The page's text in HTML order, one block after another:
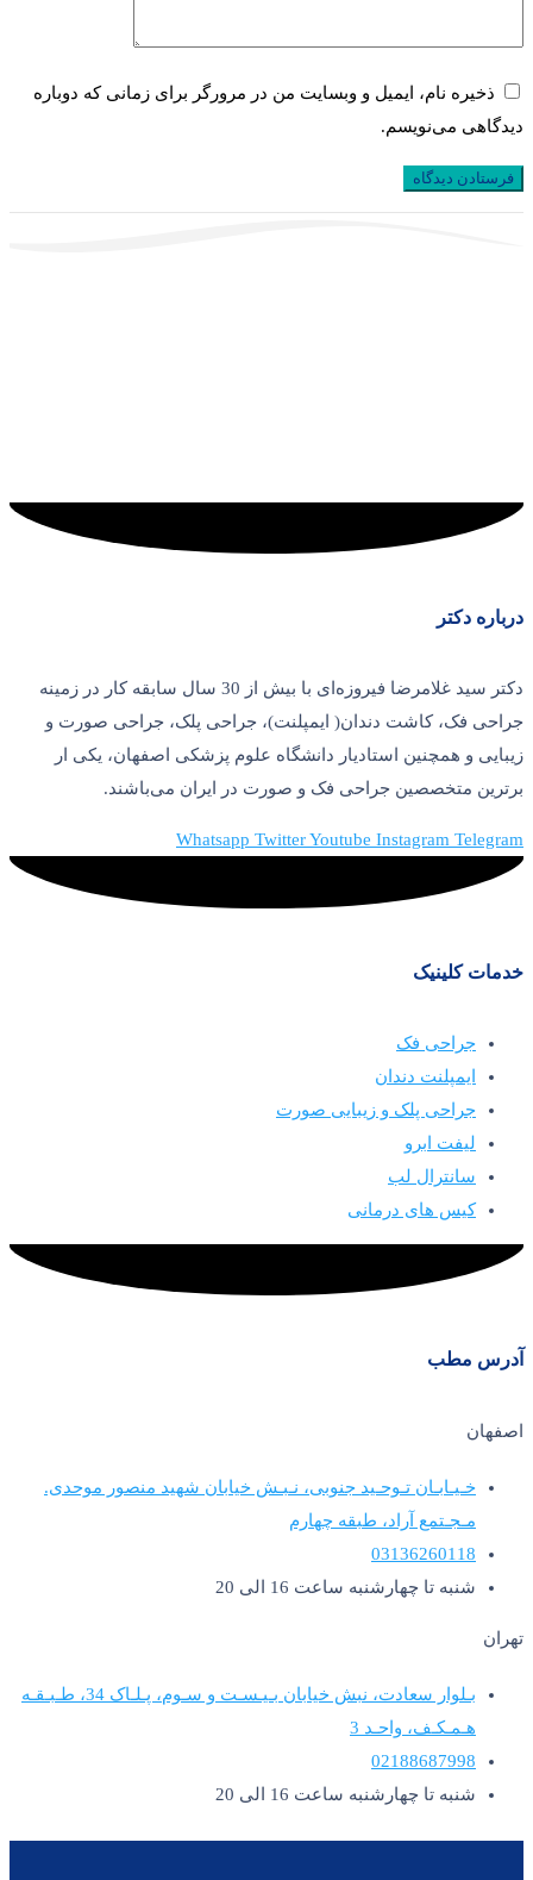
ذخیره نام، ایمیل و وبسایت من در مرورگر برای زمانی که دوباره
دیدگاهی می‌نویسم.
درباره دکتر
دکتر سید غلامرضا فیروزه‌ای با بیش از 30 سال سابقه کار در زمینه
جراحی فک، کاشت دندان( ایمپلنت)، جراحی پلک، جراحی صورت و
زیبایی و همچنین استادیار دانشگاه علوم پزشکی اصفهان، یکی ار
برترین متخصصین جراحی فک و صورت در ایران می‌باشند.
Whatsapp TwitterYoutube Instagram Telegram
خدمات کلینیک
جراحی فک
ایمپلنت دندان
جراحی پلک و زیبایی صورت
لیفت ابرو
سانترال لب
کیس های درمانی
آدرس مطب
اصفهان
خـیـابـان تـوحـید جنوبی، نـبـش خیابان شهید منصور موحدی.
مـجـتمع آراد، طبقه چهارم
03136260118
شنبه تا چهارشنبه ساعت 16 الی 20
تهران
بـلوار سعادت، نبش خیابان بـیـسـت و سـوم، پـلـاک 34، طـبـقـه
هـمـکـف، واحـد 3
02188687998
شنبه تا چهارشنبه ساعت 16 الی 20